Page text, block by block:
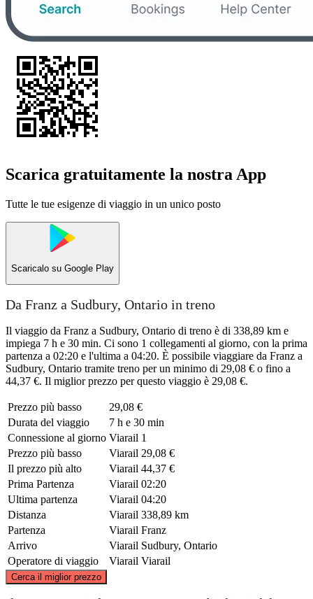
Scarica gratuitamente la nostra App
Tutte le tue esigenze di viaggio in un unico posto
Scaricalo su Google Play
Da Franz a Sudbury, Ontario in treno
Il viaggio da Franz a Sudbury, Ontario di treno è di 338,89 km e
impiega 7 h e 30 min. Ci sono 1 collegamenti al giorno, con la prima
partenza a 02:20 e l'ultima a 04:20. È possibile viaggiare da Franz a
Sudbury, Ontario tramite treno per un minimo di 29,08 € o fino a
44,37 €. Il miglior prezzo per questo viaggio è 29,08 €.
Prezzo più basso
29,08 €
Durata del viaggio
7 h e 30 min
Connessione al giorno Viarail 1
Prezzo più basso
Viarail 29,08 €
Il prezzo più alto
Viarail 44,37 €
Prima Partenza
Viarail 02:20
Ultima partenza
Viarail 04:20
Distanza
Viarail 338,89 km
Partenza
Viarail Franz
Arrivo
Viarail Sudbury, Ontario
Operatore di viaggio
Viarail Viarail
Cerca il miglior prezzo
©CARTO